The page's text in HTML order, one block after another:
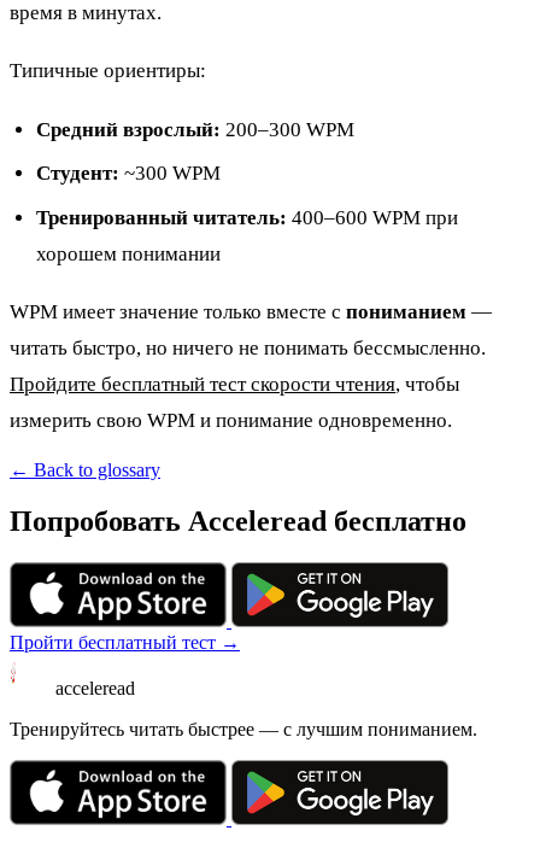
время в минутах.
Типичные ориентиры:
Средний взрослый: 200–300 WPM
Студент: ~300 WPM
Тренированный читатель: 400–600 WPM при
хорошем понимании
WPM имеет значение только вместе с пониманием —
читать быстро, но ничего не понимать бессмысленно.
Пройдите бесплатный тест скорости чтения, чтобы
измерить свою WPM и понимание одновременно.
← Back to glossary
Попробовать Acceleread бесплатно
Пройти бесплатный тест →
acceleread
Тренируйтесь читать быстрее — с лучшим пониманием.